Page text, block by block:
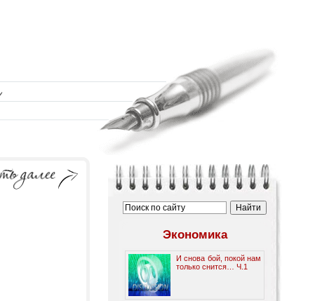
Экономика
И снова бой, покой нам
только снится… Ч.1